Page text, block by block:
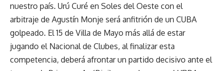
nuestro país. Urú Curé en Soles del Oeste con el
arbitraje de Agustín Monje será anfitrión de un CUBA
golpeado. El 15 de Villa de Mayo más allá de estar
jugando el Nacional de Clubes, al finalizar esta
competencia, deberá afrontar un partido decisivo ante el